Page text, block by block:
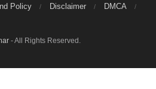
Policy Disclaimer
DMCA
- All Rights Reserved.